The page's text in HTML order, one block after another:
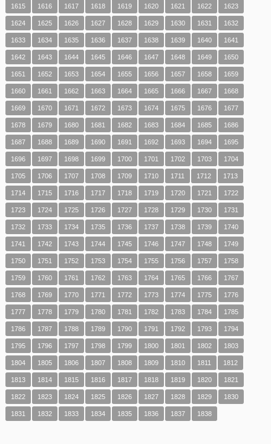
1615 1616 1617 1618 1619 1620 1621 1622 1623
1624 1625 1626 1627 1628 1629 1630 1631 1632
1633 1634 1635 1636 1637 1638 1639 1640 1641
1642 1643 1644 1645 1646 1647 1648 1649 1650
1651 1652 1653 1654 1655 1656 1657 1658 1659
1660 1661 1662 1663 1664 1665 1666 1667 1668
1669 1670 1671 1672 1673 1674 1675 1676 1677
1678 1679 1680 1681 1682 1683 1684 1685 1686
1687 1688 1689 1690 1691 1692 1693 1694 1695
1696 1697 1698 1699 1700 1701 1702 1703 1704
1705 1706 1707 1708 1709 1710 1711 1712 1713
1714 1715 1716 1717 1718 1719 1720 1721 1722
1723 1724 1725 1726 1727 1728 1729 1730 1731
1732 1733 1734 1735 1736 1737 1738 1739 1740
1741 1742 1743 1744 1745 1746 1747 1748 1749
1750 1751 1752 1753 1754 1755 1756 1757 1758
1759 1760 1761 1762 1763 1764 1765 1766 1767
1768 1769 1770 1771 1772 1773 1774 1775 1776
1777 1778 1779 1780 1781 1782 1783 1784 1785
1786 1787 1788 1789 1790 1791 1792 1793 1794
1795 1796 1797 1798 1799 1800 1801 1802 1803
1804 1805 1806 1807 1808 1809 1810 1811 1812
1813 1814 1815 1816 1817 1818 1819 1820 1821
1822 1823 1824 1825 1826 1827 1828 1829 1830
1831 1832 1833 1834 1835 1836 1837 1838